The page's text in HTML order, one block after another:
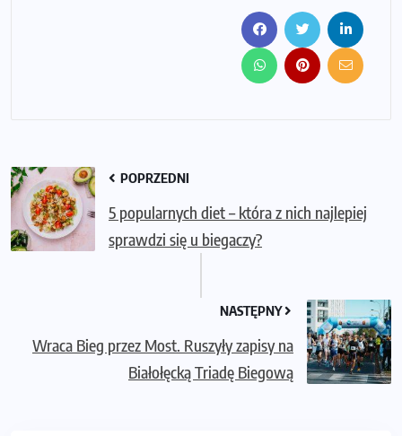
POPRZEDNI
5 popularnych diet – która z nich najlepiej
sprawdzi się u biegaczy?
NASTĘPNY
Wraca Bieg przez Most. Ruszyły zapisy na
Białołęcką Triadę Biegową